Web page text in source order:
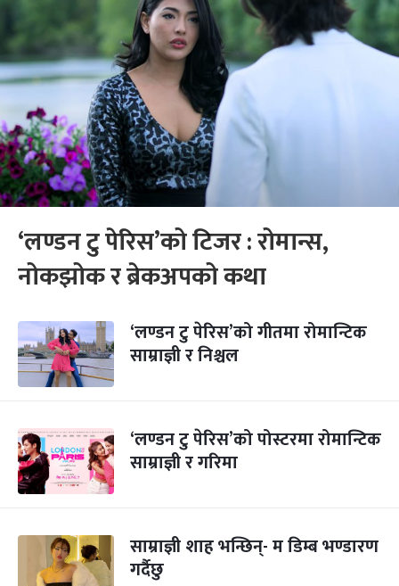
‘लण्डन टु पेरिस’को टिजर : रोमान्स,
नोकझोक र ब्रेकअपको कथा
‘लण्डन टु पेरिस’को गीतमा रोमान्टिक
साम्राज्ञी र निश्चल
‘लण्डन टु पेरिस’को पोस्टरमा रोमान्टिक
साम्राज्ञी र गरिमा
साम्राज्ञी शाह भन्छिन्- म डिम्ब भण्डारण
गर्दैछु